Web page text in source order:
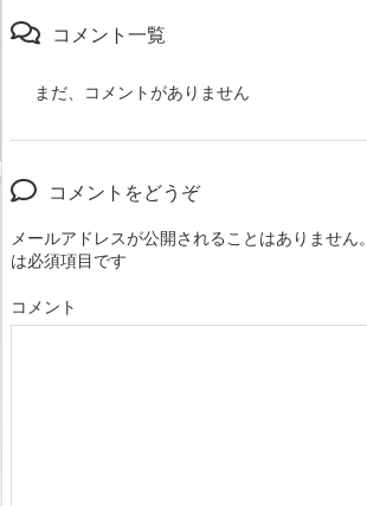
コメント一覧
まだ、コメントがありません
コメントをどうぞ
メールアドレスが公開されることはありません。
は必須項目です
コメント